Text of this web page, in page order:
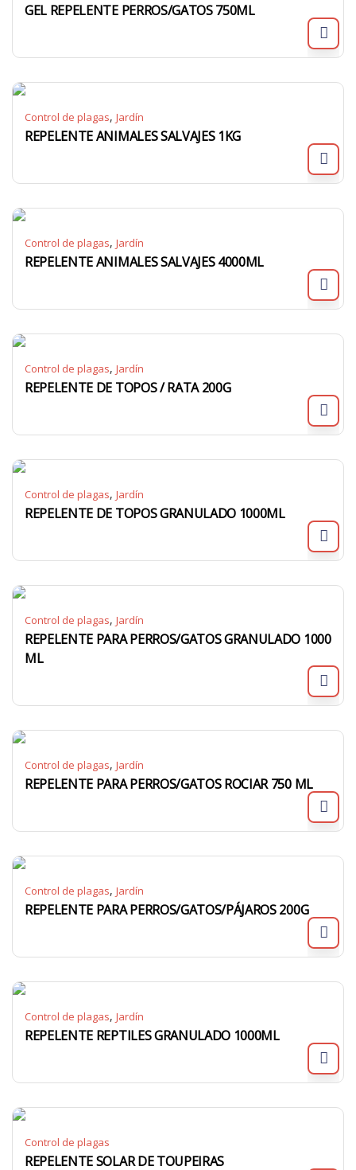
GEL REPELENTE PERROS/GATOS 750ML
Control de plagas, Jardín
REPELENTE ANIMALES SALVAJES 1KG
Control de plagas, Jardín
REPELENTE ANIMALES SALVAJES 4000ML
Control de plagas, Jardín
REPELENTE DE TOPOS / RATA 200G
Control de plagas, Jardín
REPELENTE DE TOPOS GRANULADO 1000ML
Control de plagas, Jardín
REPELENTE PARA PERROS/GATOS GRANULADO 1000
ML
Control de plagas, Jardín
REPELENTE PARA PERROS/GATOS ROCIAR 750 ML
Control de plagas, Jardín
REPELENTE PARA PERROS/GATOS/PÁJAROS 200G
Control de plagas, Jardín
REPELENTE REPTILES GRANULADO 1000ML
Control de plagas
REPELENTE SOLAR DE TOUPEIRAS